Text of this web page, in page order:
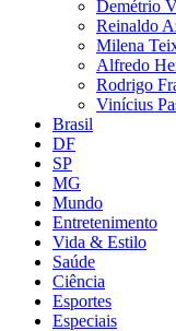
Demétrio
Reinaldo
Milena
Alfredo
Rodrigo
Vinícius
Brasil
DF
SP
MG
Mundo
Entretenimento
Vida & Estilo
Saúde
Ciência
Esportes
Especiais